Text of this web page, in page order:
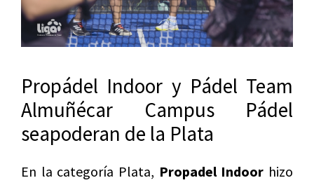
Propádel Indoor y Pádel Team
Almuñécar Campus Pádel
seapoderan de la Plata
En la categoría Plata, Propadel Indoor hizo